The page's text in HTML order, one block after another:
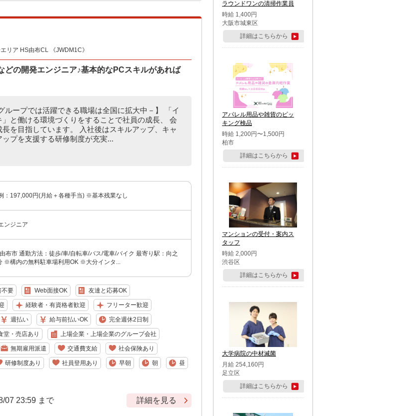
リア HS由布CL 《JWDM1C》
どの開発エンジニア♪基本的なPCスキルがあれば
ループでは活躍できる職場は全国に拡大中－】 「イ
」と働ける環境づくりをすることで社員の成長、 会
長を目指しています。 入社後はスキルアップ、キャ
ップを支援する研修制度が充実...
：197,000円(月給＋各種手当) ※基本残業なし
ンジニア
布市 通勤方法：徒歩/車/自転車/バス/電車/バイク 最寄り駅：向之
※構内の無料駐車場利用OK ※大分インタ...
不要 Web面接OK 友達と応募OK
経験者・有資格者歓迎 フリーター歓迎
週払い 給与前払いOK 完全週休2日制
堂・売店あり 上場企業・上場企業のグループ会社
無期雇用派遣 交通費支給 社会保険あり
研修制度あり 社員登用あり 早朝 朝 昼
07 23:59 まで 詳細を見る
ラウンドワンの清掃作業員
時給 1,400円
大阪市城東区
詳細はこちらから
アパレル用品や雑貨のピッ
キング検品
時給 1,200円〜1,500円
柏市
詳細はこちらから
マンションの受付・案内ス
タッフ
時給 2,000円
渋谷区
詳細はこちらから
大学病院の中材滅菌
月給 254,160円
足立区
詳細はこちらから